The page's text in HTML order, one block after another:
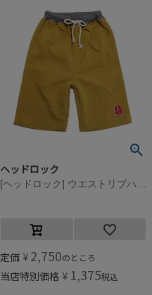
ヘッドロック
定価 ¥ 2,750のところ
当店特別価格 ¥ 1,375税込